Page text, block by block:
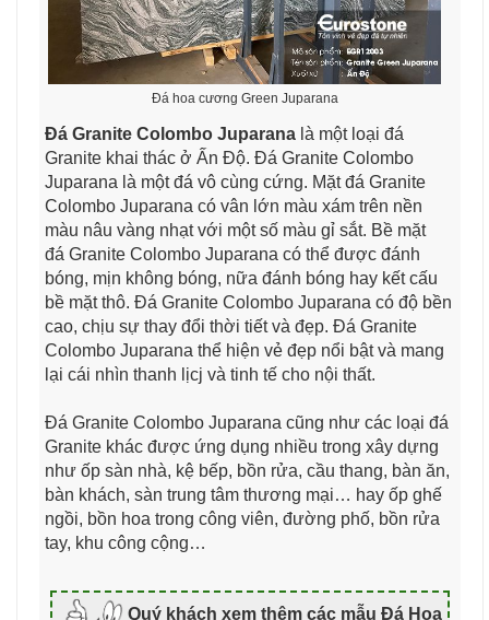
Đá hoa cương Green Juparana
Đá Granite Colombo Juparana là một loại đá
Granite khai thác ở Ấn Độ. Đá Granite Colombo
Juparana là một đá vô cùng cứng. Mặt đá Granite
Colombo Juparana có vân lớn màu xám trên nền
màu nâu vàng nhạt với một số màu gỉ sắt. Bề mặt
đá Granite Colombo Juparana có thể được đánh
bóng, mịn không bóng, nữa đánh bóng hay kết cấu
bề mặt thô. Đá Granite Colombo Juparana có độ bền
cao, chịu sự thay đổi thời tiết và đẹp. Đá Granite
Colombo Juparana thể hiện vẻ đẹp nổi bật và mang
lại cái nhìn thanh lịcj và tinh tế cho nội thất.
Đá Granite Colombo Juparana cũng như các loại đá
Granite khác được ứng dụng nhiều trong xây dựng
như ốp sàn nhà, kệ bếp, bồn rửa, cầu thang, bàn ăn,
bàn khách, sàn trung tâm thương mại… hay ốp ghế
ngồi, bồn hoa trong công viên, đường phố, bồn rửa
tay, khu công cộng…
Quý khách xem thêm các mẫu Đá Hoa